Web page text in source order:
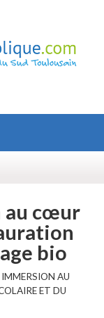
au cœur
bio
AU
ET DU